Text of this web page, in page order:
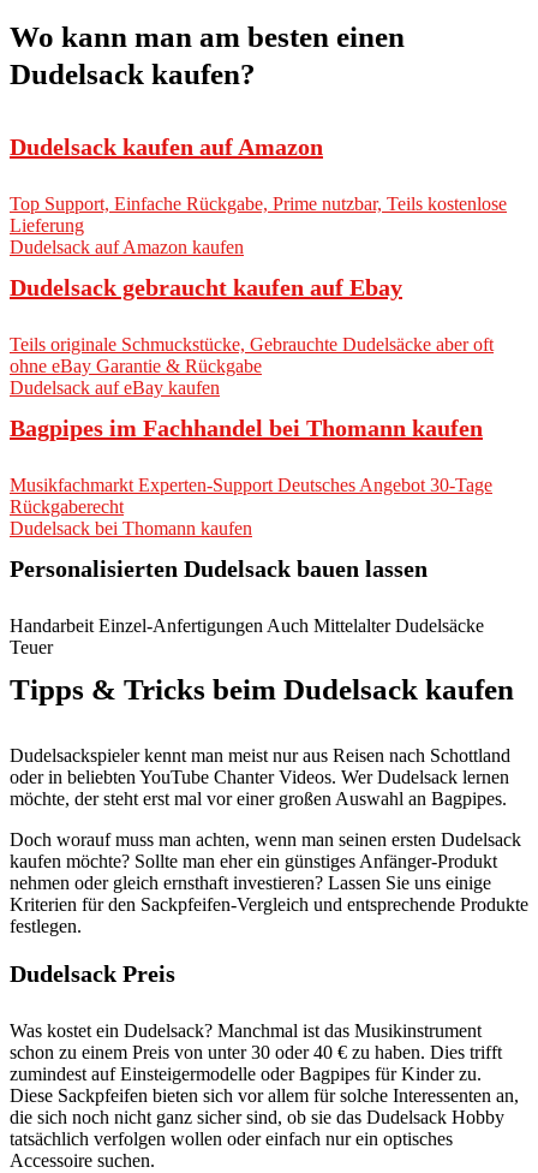
Wo kann man am besten einen
Dudelsack kaufen?
Dudelsack kaufen auf Amazon
Top Support, Einfache Rückgabe, Prime nutzbar, Teils kostenlose
Lieferung
Dudelsack auf Amazon kaufen
Dudelsack gebraucht kaufen auf Ebay
Teils originale Schmuckstücke, Gebrauchte Dudelsäcke aber oft
ohne eBay Garantie & Rückgabe
Dudelsack auf eBay kaufen
Bagpipes im Fachhandel bei Thomann kaufen
Musikfachmarkt Experten-Support Deutsches Angebot 30-Tage
Rückgaberecht
Dudelsack bei Thomann kaufen
Personalisierten Dudelsack bauen lassen
Handarbeit Einzel-Anfertigungen Auch Mittelalter Dudelsäcke
Teuer
Tipps & Tricks beim Dudelsack kaufen
Dudelsackspieler kennt man meist nur aus Reisen nach Schottland
oder in beliebten YouTube Chanter Videos. Wer Dudelsack lernen
möchte, der steht erst mal vor einer großen Auswahl an Bagpipes.
Doch worauf muss man achten, wenn man seinen ersten Dudelsack
kaufen möchte? Sollte man eher ein günstiges Anfänger-Produkt
nehmen oder gleich ernsthaft investieren? Lassen Sie uns einige
Kriterien für den Sackpfeifen-Vergleich und entsprechende Produkte
festlegen.
Dudelsack Preis
Was kostet ein Dudelsack? Manchmal ist das Musikinstrument
schon zu einem Preis von unter 30 oder 40 € zu haben. Dies trifft
zumindest auf Einsteigermodelle oder Bagpipes für Kinder zu.
Diese Sackpfeifen bieten sich vor allem für solche Interessenten an,
die sich noch nicht ganz sicher sind, ob sie das Dudelsack Hobby
tatsächlich verfolgen wollen oder einfach nur ein optisches
Accessoire suchen.